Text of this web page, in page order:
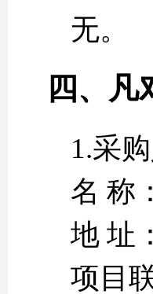
无。
四、
1.采
名 称
地 址
项目